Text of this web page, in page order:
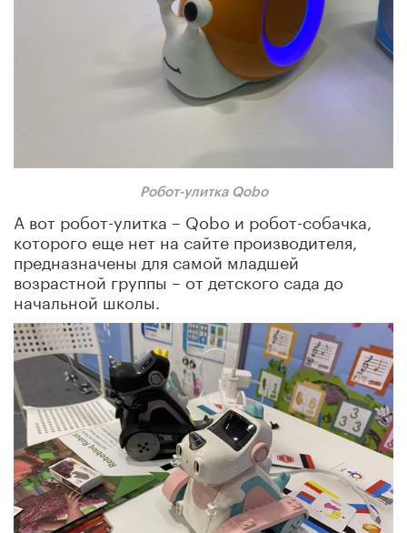
Робот-улитка Qobo
А вот робот-улитка – Qobo и робот-собачка,
которого еще нет на сайте производителя,
предназначены для самой младшей
возрастной группы – от детского сада до
начальной школы.